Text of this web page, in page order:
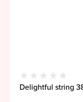
Delightful string